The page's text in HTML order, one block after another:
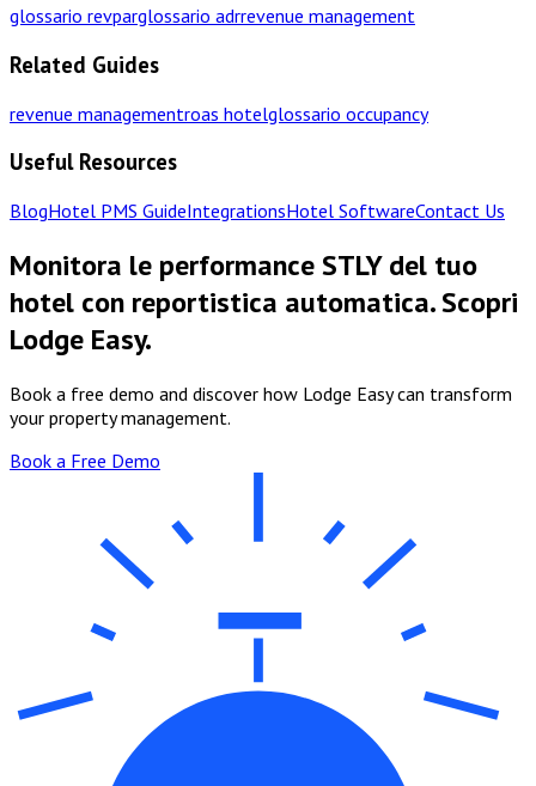
glossario revparglossario adrrevenue management
Related Guides
revenue managementroas hotelglossario occupancy
Useful Resources
BlogHotel PMS GuideIntegrationsHotel SoftwareContact Us
Monitora le performance STLY del tuo
hotel con reportistica automatica. Scopri
Lodge Easy.
Book a free demo and discover how Lodge Easy can transform
your property management.
Book a Free Demo